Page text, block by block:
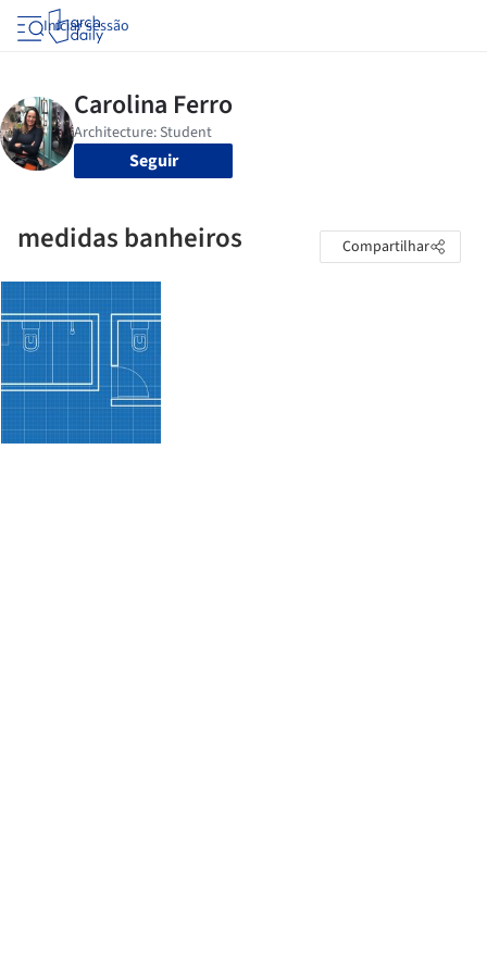
Iniciar sessão
Seguir
medidas banheiros Compartilhar